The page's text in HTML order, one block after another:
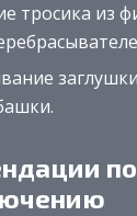
тросика из
по